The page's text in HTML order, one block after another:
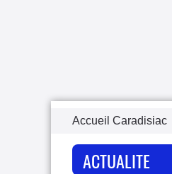
Accueil Caradisiac
ACTUALITE